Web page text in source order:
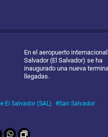
En el aeropuerto internacional
Salvador (El Salvador) se ha
inaugurado una nueva
llegadas.
El Salvador (SAL) San Salvador